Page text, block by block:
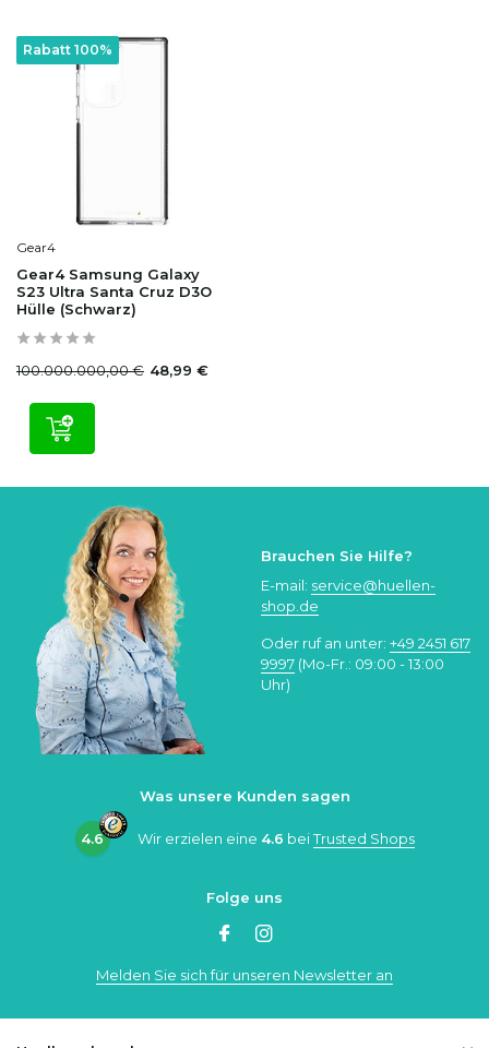
Rabatt 100%
Gear4
Gear4 Samsung Galaxy
S23 Ultra Santa Cruz D3O
Hülle (Schwarz)
100.000.000,00 € 48,99 €
Brauchen Sie Hilfe?
E-mail: service@huellen-
shop.de
Oder ruf an unter: +49 2451 617
9997 (Mo-Fr.: 09:00 - 13:00
Uhr)
Was unsere Kunden sagen
4.6 Wir erzielen eine 4.6 beiTrusted Shops
Folge uns
Melden Sie sich für unseren Newsletter an